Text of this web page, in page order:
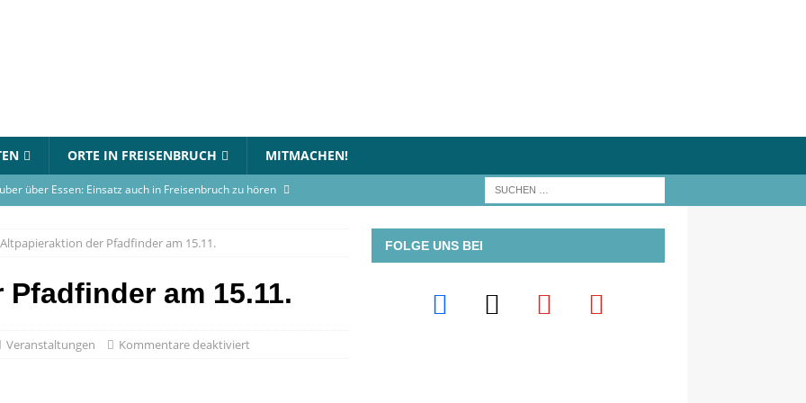
ORTE IN FREISENBRUCH MITMACHEN!
über Essen: Einsatz auch in Freisenbruch zu hören
in Essen-Freisenbruch: Bett steht in Flammen
Oststadt am 12. Juli 2026
VERANSTALTUNGEN
Altpapieraktion der Pfadfinder am 15.11.
am 15.11.
Veranstaltungen Kommentare deaktiviert
FOLGE UNS BEI